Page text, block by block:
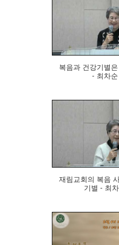
복음과 건강기별
- 최차
재림교회의 복음
기별 - 최